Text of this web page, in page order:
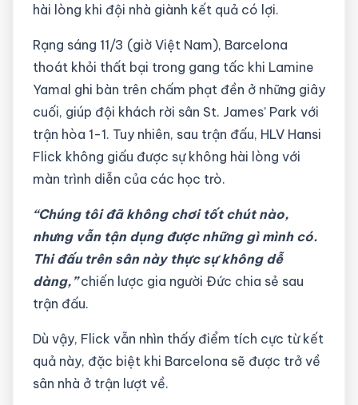
hài lòng khi đội nhà giành kết quả có lợi.
Rạng sáng 11/3 (giờ Việt Nam), Barcelona
thoát khỏi thất bại trong gang tấc khi Lamine
Yamal ghi bàn trên chấm phạt đền ở những giây
cuối, giúp đội khách rời sân St. James’ Park với
trận hòa 1-1. Tuy nhiên, sau trận đấu, HLV Hansi
Flick không giấu được sự không hài lòng với
màn trình diễn của các học trò.
“Chúng tôi đã không chơi tốt chút nào,
nhưng vẫn tận dụng được những gì mình có.
Thi đấu trên sân này thực sự không dễ
dàng,”chiến lược gia người Đức chia sẻ sau
trận đấu.
Dù vậy, Flick vẫn nhìn thấy điểm tích cực từ kết
quả này, đặc biệt khi Barcelona sẽ được trở về
sân nhà ở trận lượt về.